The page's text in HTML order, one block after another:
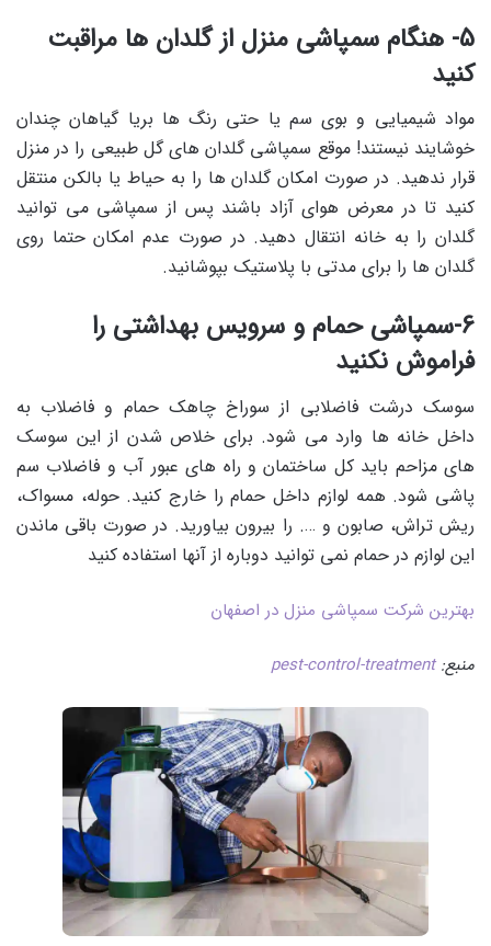
5- هنگام سمپاشی منزل از گلدان ها مراقبت
کنید
مواد شیمیایی و بوی سم یا حتی رنگ ها بریا گیاهان چندان
خوشایند نیستند! موقع سمپاشی گلدان های گل طبیعی را در منزل
قرار ندهید. در صورت امکان گلدان ها را به حیاط یا بالکن منتقل
کنید تا در معرض هوای آزاد باشند پس از سمپاشی می توانید
گلدان را به خانه انتقال دهید. در صورت عدم امکان حتما روی
گلدان ها را برای مدتی با پلاستیک بپوشانید.
6-سمپاشی حمام و سرویس بهداشتی را
فراموش نکنید
سوسک درشت فاضلابی از سوراخ چاهک حمام و فاضلاب به
داخل خانه ها وارد می شود. برای خلاص شدن از این سوسک
های مزاحم باید کل ساختمان و راه های عبور آب و فاضلاب سم
پاشی شود. همه لوازم داخل حمام را خارج کنید. حوله، مسواک،
ریش تراش، صابون و …. را بیرون بیاورید. در صورت باقی ماندن
این لوازم در حمام نمی توانید دوباره از آنها استفاده کنید
بهترین شرکت سمپاشی منزل در اصفهان
منبع:pest-control-treatment